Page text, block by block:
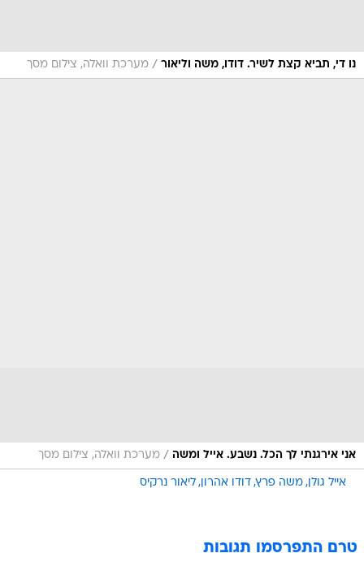
נו די, תביא קצת לשיר. דודו, משה וליאור / מערכת וואלה, צילום מסך
אני אירגנתי לך הכל. נשבע. אייל ומשה / מערכת וואלה, צילום מסך
אייל גולן משה פרץ דודו אהרון ליאור נרקיס
טרם התפרסמו תגובות